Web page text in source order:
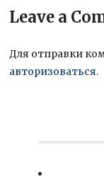
Leave a
Для отправки
авторизоваться.